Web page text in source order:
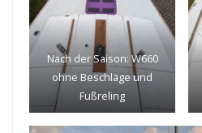
Nach der Saison: W660
ohne Beschläge und
Fußreling